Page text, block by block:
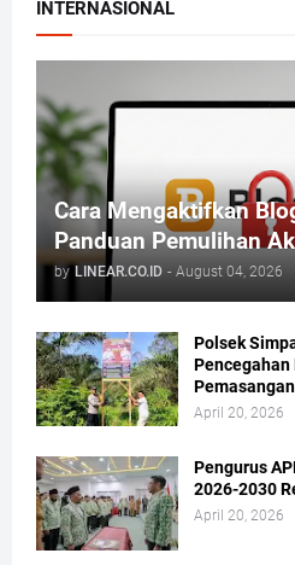
INTERNASIONAL
Cara Mengaktifkan
Panduan Pemulihan
by LINEAR.CO.ID - August 04, 2026
Polsek
April 20, 2026
Pengurus
2026-2030
April 20, 2026